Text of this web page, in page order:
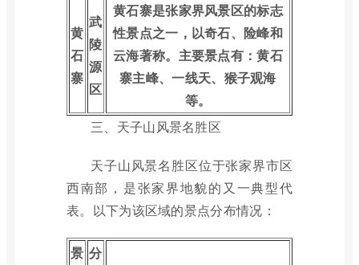
黄
石
寨
武
陵
源
区
黄石寨是张家界风景区的标志
性景点之一，以奇石、险峰和
云海著称。主要景点有：黄石
寨主峰、一线天、猴子观海
等。
三、天子山风景名胜区
天子山风景名胜区位于张家界市区
西南部，是张家界地貌的又一典型代
表。以下为该区域的景点分布情况：
景 分